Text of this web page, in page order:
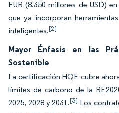
EUR (8.350 millones de USD)
que ya incorporan
inteligentes.[2]
Mayor Énfasis en las
Sostenible
La certificación HQE cubre
límites de carbono de la
2025, 2028 y 2031.[3] Los